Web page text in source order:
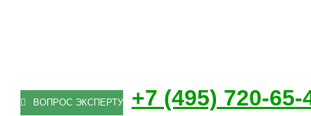
ВОПРОС ЭКСПЕРТУ +7 (495) 720-65-